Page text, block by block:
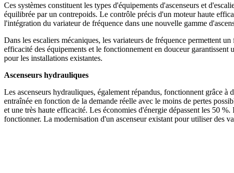
Ces systèmes constituent les types d'équipements d'ascenseurs et
équilibrée par un contrepoids. Le contrôle précis d'un moteur haute
l'intégration du variateur de fréquence dans une nouvelle gamme
Dans les escaliers mécaniques, les variateurs de fréquence permettent
efficacité des équipements et le fonctionnement en douceur
pour les installations existantes.
Ascenseurs hydrauliques
Les ascenseurs hydrauliques, également répandus, fonctionnent grâce
entraînée en fonction de la demande réelle avec le moins de pertes
et une très haute efficacité. Les économies d'énergie dépassent les 50
fonctionner. La modernisation d'un ascenseur existant pour utiliser des